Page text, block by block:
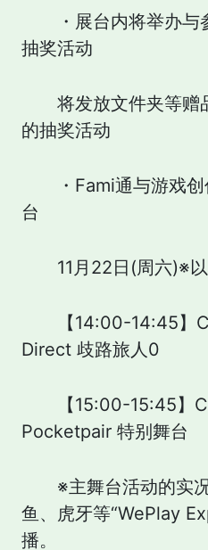
・展台内将举办
抽奖活动
将发放文件夹等赠
的抽奖活动
・Fami通与游戏
台
11月22日(周六)※
【14:00-14:45】
Direct 歧路旅人0
【15:00-15:45】
Pocketpair 特别舞台
※主舞台活动的实
鱼、虎牙等“WePlay
播。